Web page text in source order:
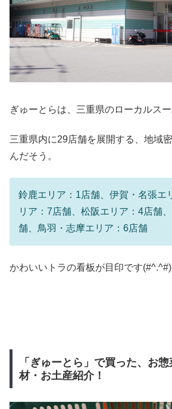
ぎゅーとらは、三重県のローカルスー
三重県内に29店舗を展開する、地域
んだそう。
鈴鹿エリア：1店舗、伊賀・名張エ
リア：7店舗、松阪エリア：4店舗
舗、鳥羽・志摩エリア：6店舗
かわいいトラの看板が目印です(#^.^#)
「ぎゅーとら」で買った、お
材・お土産紹介！